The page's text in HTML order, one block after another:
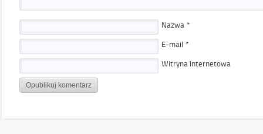
Nazwa *
E-mail *
Witryna internetowa